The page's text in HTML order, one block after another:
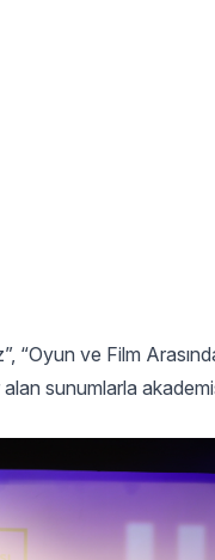
“Oyun ve Film
sunumlarla